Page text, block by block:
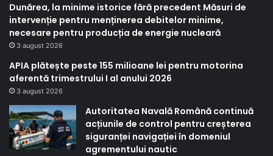
Dunărea, la minime istorice fără precedent Măsuri de
intervenție pentru menținerea debitelor minime,
necesare pentru producția de energie nucleară
3 august 2026
APIA plătește peste 155 milioane lei pentru motorina
aferentă trimestrului I al anului 2026
3 august 2026
Autoritatea Navală Română continuă
acțiunile de control pentru creșterea
siguranței navigației în domeniul
agrementului nautic